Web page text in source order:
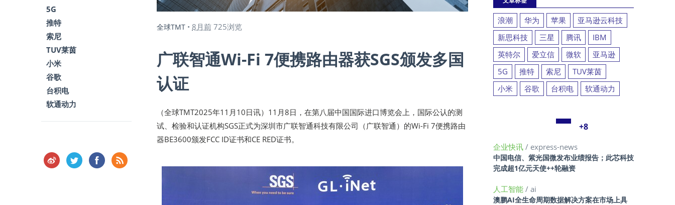
全球TMT • 8月前 725浏览
广联智通Wi-Fi 7便携路由器获SGS颁发多国
认证
（全球TMT2025年11月10日讯）11月8日，在第八届中国国际进口博览会上，国际公认的测
试、检验和认证机构SGS正式为深圳市广联智通科技有限公司（广联智通）的Wi-Fi 7便携路由
器BE3600颁发FCC ID证书和CE RED证书。
5G
推特
索尼
TUV莱茵
小米
谷歌
台积电
软通动力
浪潮 华为 苹果
亚马逊云科技
新思科技
三星 腾讯
IBM
英特尔
爱立信 微软
亚马逊
5G
推特 索尼
TUV莱茵
小米
谷歌 台积电 软通动力
+8
企业快讯 / express-news
中国电信、紫光国微发布业绩报告；此芯科技
完成超1亿元天使++轮融资
人工智能 / ai
澳鹏AI全生命周期数据解决方案在市场上具